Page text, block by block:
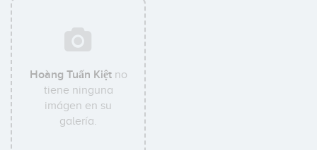
Hoàng Tuấn Kiệtno
tiene ninguna
imágen en su
galería.